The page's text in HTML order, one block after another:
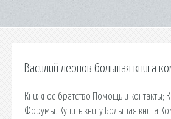
Василий леонов большая книга
Книжное братство Помощь и контакты;
Форумы. Купить книгу Большая книга